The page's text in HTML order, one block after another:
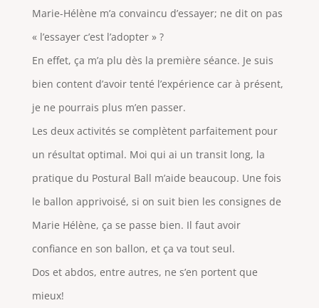
Marie-Hélène m’a convaincu d’essayer; ne dit on pas
« l’essayer c’est l’adopter » ?
En effet, ça m’a plu dès la première séance. Je suis
bien content d’avoir tenté l’expérience car à présent,
je ne pourrais plus m’en passer.
Les deux activités se complètent parfaitement pour
un résultat optimal. Moi qui ai un transit long, la
pratique du Postural Ball m’aide beaucoup. Une fois
le ballon apprivoisé, si on suit bien les consignes de
Marie Hélène, ça se passe bien. Il faut avoir
confiance en son ballon, et ça va tout seul.
Dos et abdos, entre autres, ne s’en portent que
mieux!